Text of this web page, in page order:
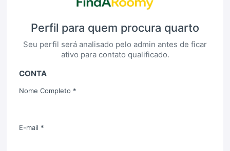
Perfil para quem procura quarto
Seu perfil será analisado pelo admin antes de ficar
ativo para contato qualificado.
CONTA
Nome Completo *
E-mail *